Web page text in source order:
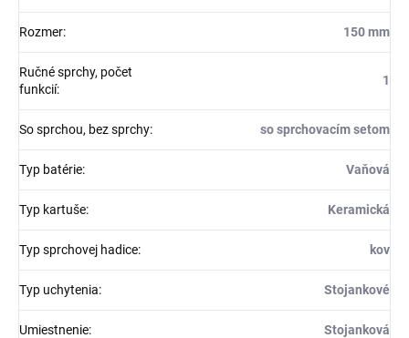
Rozmer: 150 mm
Ručné sprchy, počet
funkcií:
1
So sprchou, bez sprchy: so sprchovacím setom
Typ batérie: Vaňová
Typ kartuše: Keramická
Typ sprchovej hadice: kov
Typ uchytenia: Stojankové
Umiestnenie: Stojanková